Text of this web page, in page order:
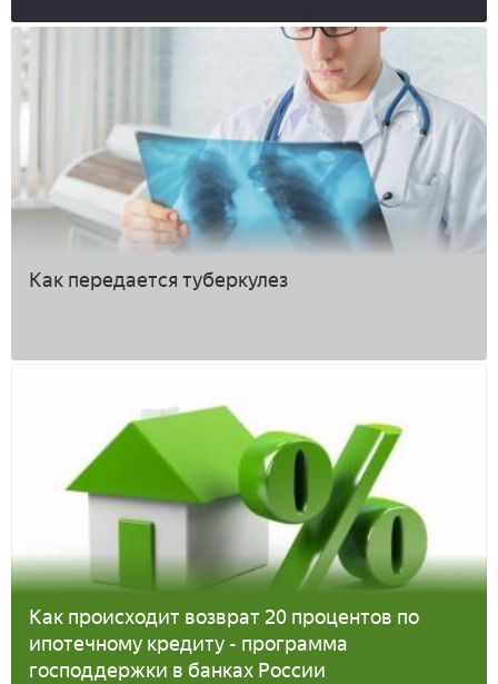
Как передается туберкулез
Как происходит возврат 20 процентов по
ипотечному кредиту - программа
господдержки в банках России